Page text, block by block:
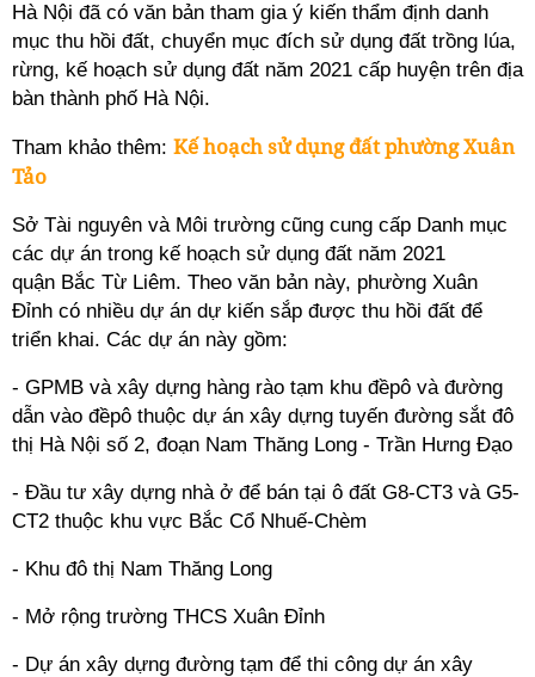
Hà Nội đã có văn bản tham gia ý kiến thẩm định danh
mục thu hồi đất, chuyển mục đích sử dụng đất trồng lúa,
rừng, kế hoạch sử dụng đất năm 2021 cấp huyện trên địa
bàn thành phố Hà Nội.
Tham khảo thêm: Kế hoạch sử dụng đất phường Xuân
Tảo
Sở Tài nguyên và Môi trường cũng cung cấp Danh mục
các dự án trong kế hoạch sử dụng đất năm 2021
quận Bắc Từ Liêm. Theo văn bản này, phường Xuân
Đỉnh có nhiều dự án dự kiến sắp được thu hồi đất để
triển khai. Các dự án này gồm:
- GPMB và xây dựng hàng rào tạm khu đềpô và đường
dẫn vào đềpô thuộc dự án xây dựng tuyến đường sắt đô
thị Hà Nội số 2, đoạn Nam Thăng Long - Trần Hưng Đạo
- Đầu tư xây dựng nhà ở để bán tại ô đất G8-CT3 và G5-
CT2 thuộc khu vực Bắc Cổ Nhuế-Chèm
- Khu đô thị Nam Thăng Long
- Mở rộng trường THCS Xuân Đỉnh
- Dự án xây dựng đường tạm để thi công dự án xây